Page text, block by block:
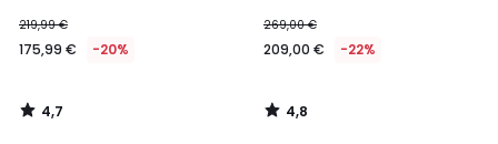
219,99 €
175,99 € -20%
4,7
/
269,00 €
209,00 € -22%
4,8
/